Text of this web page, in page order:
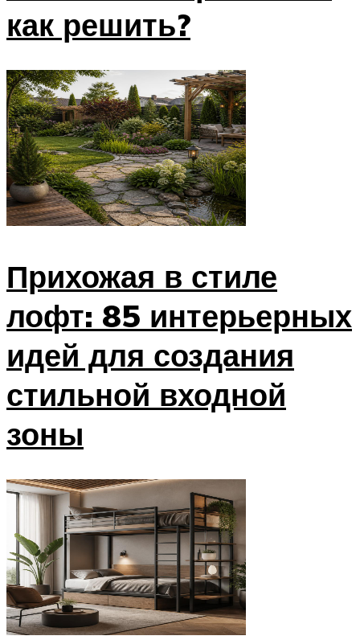
как решить?
Прихожая в стиле
лофт: 85 интерьерных
идей для создания
стильной входной
зоны